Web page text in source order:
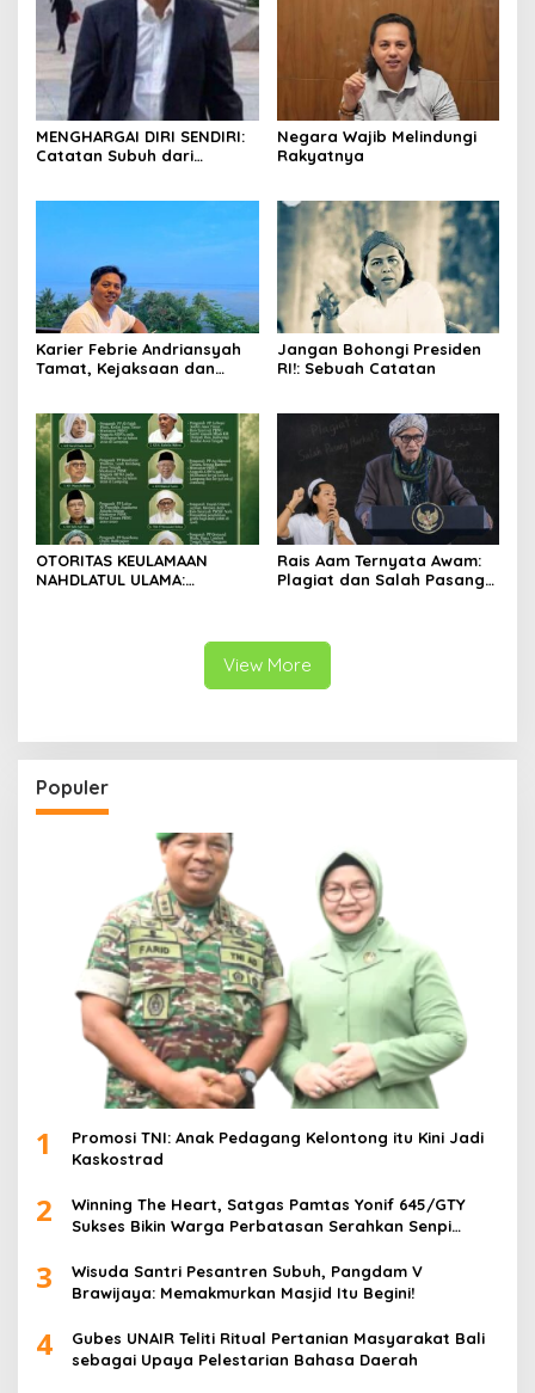
MENGHARGAI DIRI SENDIRI:
Catatan Subuh dari
Negara Wajib Melindungi
Rakyatnya
Karier Febrie Andriansyah
Tamat, Kejaksaan dan
Jangan Bohongi Presiden
RI!: Sebuah Catatan
OTORITAS KEULAMAAN
NAHDLATUL ULAMA:
Rais Aam Ternyata Awam:
Plagiat dan Salah Pasang
View More
Populer
1
Promosi TNI: Anak Pedagang Kelontong itu Kini Jadi
Kaskostrad
2
Winning The Heart, Satgas Pamtas Yonif 645/GTY
Sukses Bikin Warga Perbatasan Serahkan Senpi
3
Wisuda Santri Pesantren Subuh, Pangdam V
Brawijaya: Memakmurkan Masjid Itu Begini!
4
Gubes UNAIR Teliti Ritual Pertanian Masyarakat Bali
sebagai Upaya Pelestarian Bahasa Daerah